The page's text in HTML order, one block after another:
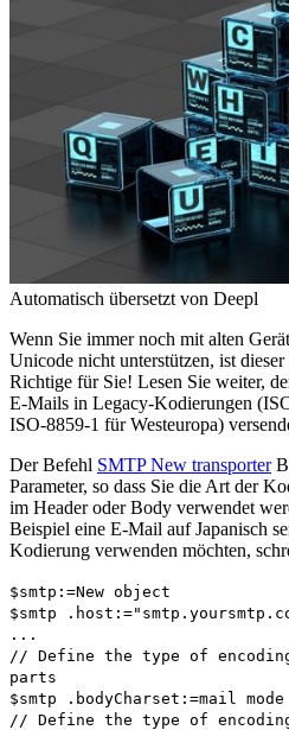
Automatisch übersetzt von Deepl
Wenn Sie immer noch mit alten
Unicode nicht unterstützen, ist
Richtige für Sie! Lesen Sie weiter,
E-Mails in Legacy-Kodierungen
ISO-8859-1 für Westeuropa)
Der Befehl SMTP New transporter
Parameter, so dass Sie die Art der
im Header oder Body verwendet
Beispiel eine E-Mail auf Japanisch
Kodierung verwenden möchten,
$smtp :=New object
$smtp . host
...
// Define the type of
parts
$smtp . bodyCharset :=mail mode
// Define the type of